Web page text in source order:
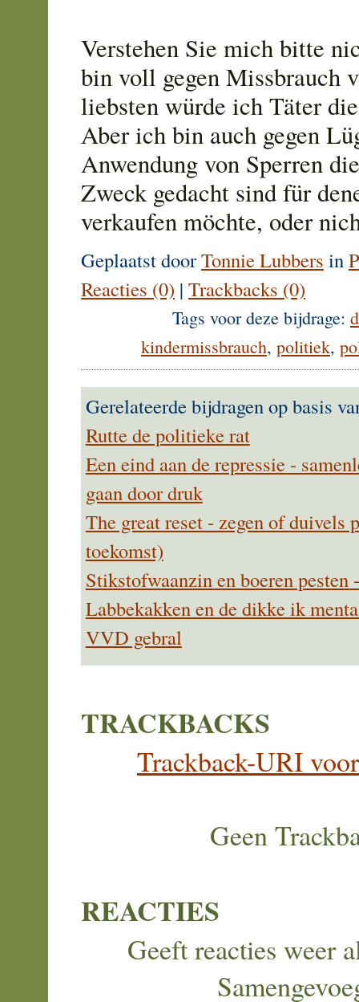
Verstehen Sie mich bitte
bin voll gegen Missbrauch
liebsten würde ich Täter
Aber ich bin auch gegen
Anwendung von Sperren
Zweck gedacht sind für
verkaufen möchte, oder
Geplaatst doorTonnie Lubbers in
Reacties (0) | Trackbacks (0)
Tags voor deze bijdrage:
kindermissbrauch, politiek,
Gerelateerde bijdragen op basis
Rutte de politieke rat
Een eind aan de repressie -
gaan door druk
The great reset - zegen of duivels
toekomst)
Stikstofwaanzin en boeren
Labbekakken en de dikke ik
VVD gebral
TRACKBACKS
Trackback-URI
Geen
REACTIES
Geeft reacties weer